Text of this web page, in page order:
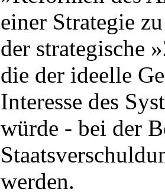
einer Strategie
der strategische
die der ideelle
Interesse des
würde - bei der
werden.